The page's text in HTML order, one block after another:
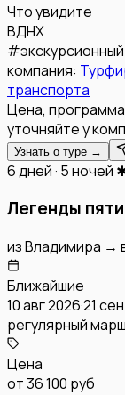
Что увидите
ВДНХ
#экскурсионный
компания:
транспорта
Цена,
уточняйте у
Узнать о туре →
6 дней · 5 ночей
Легенды
изВладимира →
Ближайшие
10 авг 2026·21
регулярный
Цена
от36 100 руб